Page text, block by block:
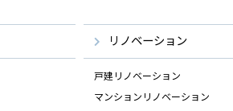
リノベーション
戸建リノベーション
マンションリノベーション